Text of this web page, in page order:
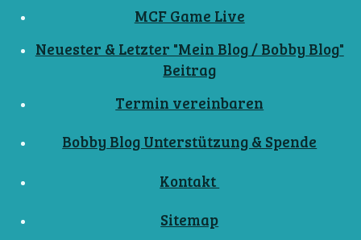
MCF Game Live
Neuester & Letzter "Mein Blog / Bobby Blog"
Beitrag
Termin vereinbaren
Bobby Blog Unterstützung & Spende
Kontakt
Sitemap